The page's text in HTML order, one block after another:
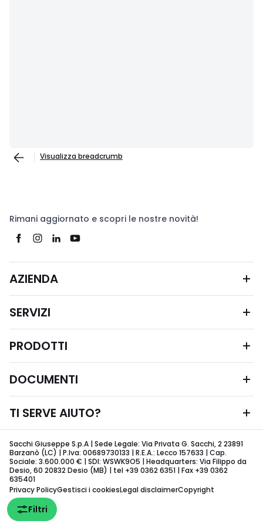
Filtri
Visualizza breadcrumb
Rimani aggiornato e scopri le nostre novità!
AZIENDA
SERVIZI
PRODOTTI
DOCUMENTI
TI SERVE AIUTO?
Sacchi Giuseppe S.p.A | Sede Legale: Via Privata G. Sacchi, 2 23891
Barzanò (LC) | P.Iva: 00689730133 | R.E.A.: Lecco 157633 | Cap.
Sociale: 3.600.000 € | SDI: WSWK9O5 | Headquarters: Via Filippo da
Desio, 60 20832 Desio (MB) | tel +39 0362 6351 | Fax +39 0362
635401
Privacy PolicyGestisci i cookiesLegal disclaimerCopyright